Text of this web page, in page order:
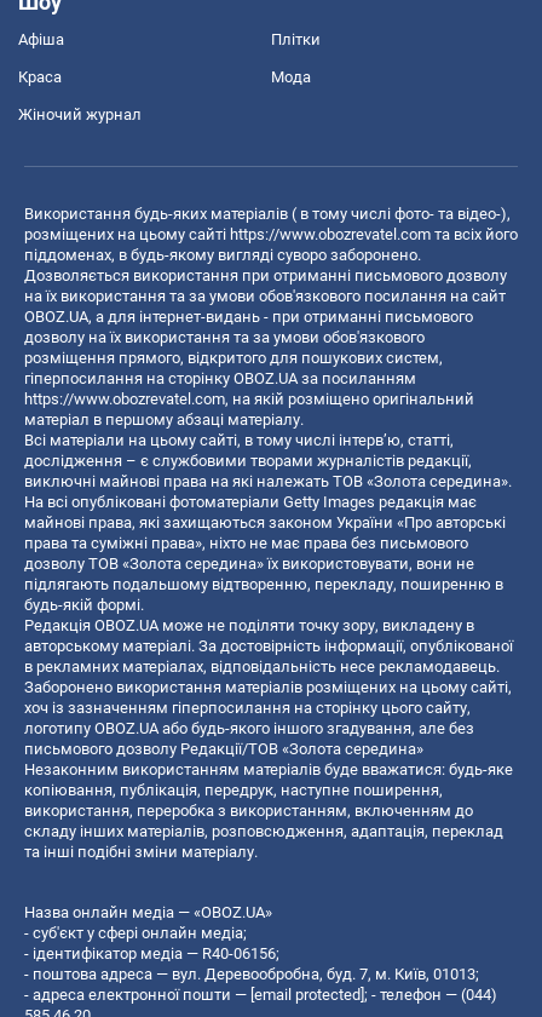
Афіша Плітки
Краса Мода
Жіночий журнал
Використання будь-яких матеріалів ( в тому числі фото- та відео-),
розміщених на цьому сайті https://www.obozrevatel.com та всіх його
піддоменах, в будь-якому вигляді суворо заборонено.
Дозволяється використання при отриманні письмового дозволу
на їх використання та за умови обов'язкового посилання на сайт
OBOZ.UA, а для інтернет-видань - при отриманні письмового
дозволу на їх використання та за умови обов'язкового
розміщення прямого, відкритого для пошукових систем,
гіперпосилання на сторінку OBOZ.UA за посиланням
https://www.obozrevatel.com, на якій розміщено оригінальний
матеріал в першому абзаці матеріалу.
Всі матеріали на цьому сайті, в тому числі інтерв’ю, статті,
дослідження – є службовими творами журналістів редакції,
виключні майнові права на які належать ТОВ «Золота середина».
На всі опубліковані фотоматеріали Getty Images редакція має
майнові права, які захищаються законом України «Про авторські
права та суміжні права», ніхто не має права без письмового
дозволу ТОВ «Золота середина» їх використовувати, вони не
підлягають подальшому відтворенню, перекладу, поширенню в
будь-якій формі.
Редакція OBOZ.UA може не поділяти точку зору, викладену в
авторському матеріалі. За достовірність інформації, опублікованої
в рекламних матеріалах, відповідальність несе рекламодавець.
Заборонено використання матеріалів розміщених на цьому сайті,
хоч із зазначенням гіперпосилання на сторінку цього сайту,
логотипу OBOZ.UA або будь-якого іншого згадування, але без
письмового дозволу Редакції/ТОВ «Золота середина»
Незаконним використанням матеріалів буде вважатися: будь-яке
копiювання, публiкацiя, передрук, наступне поширення,
використання, переробка з використанням, включенням до
складу інших матеріалів, розповсюдження, адаптація, переклад
та інші подібні зміни матеріалу.
Назва онлайн медіа — «OBOZ.UA»
- суб'єкт у сфері онлайн медіа;
- ідентифікатор медіа — R40-06156;
- поштова адреса — вул. Деревообробна, буд. 7, м. Київ, 01013;
- адреса електронної пошти — [email protected] ; - телефон — (044)